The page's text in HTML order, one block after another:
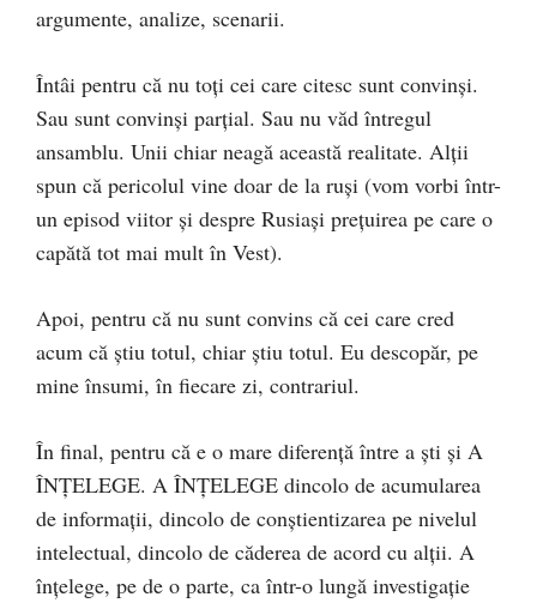
argumente, analize, scenarii.
Întâi pentru că nu toţi cei care citesc sunt convinşi.
Sau sunt convinşi parţial. Sau nu văd întregul
ansamblu. Unii chiar neagă această realitate. Alţii
spun că pericolul vine doar de la ruşi (vom vorbi într-
un episod viitor şi despre Rusiaşi preţuirea pe care o
capătă tot mai mult în Vest).
Apoi, pentru că nu sunt convins că cei care cred
acum că ştiu totul, chiar ştiu totul. Eu descopăr, pe
mine însumi, în fiecare zi, contrariul.
În final, pentru că e o mare diferenţă între a şti şi A
ÎNŢELEGE. A ÎNŢELEGE dincolo de acumularea
de informaţii, dincolo de conştientizarea pe nivelul
intelectual, dincolo de căderea de acord cu alţii. A
înţelege, pe de o parte, ca într-o lungă investigaţie